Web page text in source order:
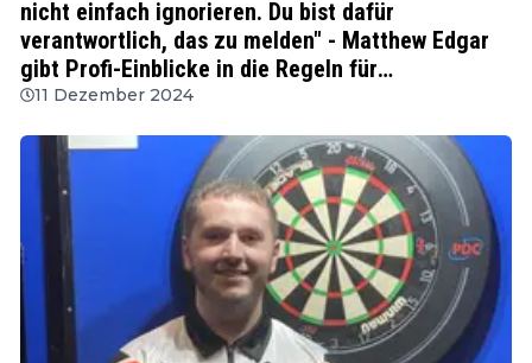
nicht einfach ignorieren. Du bist dafür
verantwortlich, das zu melden" - Matthew Edgar
gibt Profi-Einblicke in die Regeln für
Spielmanipulationen im Dartsport
11 Dezember 2024